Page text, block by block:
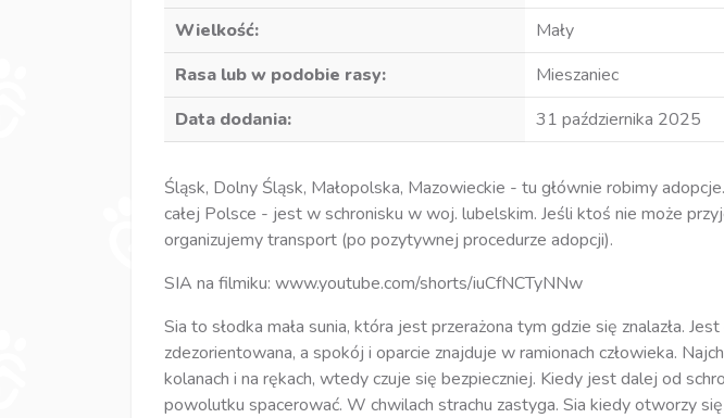
Wielkość:
Mały
Rasa lub w podobie rasy:
Mieszaniec
Data dodania:
31 października 2025
Śląsk, Dolny Śląsk, Małopolska, Mazowieckie - tu głównie robimy
całej Polsce - jest w schronisku w woj. lubelskim. Jeśli ktoś nie może
organizujemy transport (po pozytywnej procedurze adopcji).
SIA na filmiku: www.youtube.com/shorts/iuCfNCTyNNw
Sia to słodka mała sunia, która jest przerażona tym gdzie się znalazła. Jest
zdezorientowana, a spokój i oparcie znajduje w ramionach człowieka.
kolanach i na rękach, wtedy czuje się bezpieczniej. Kiedy jest dalej od
powolutku spacerować. W chwilach strachu zastyga. Sia kiedy otworzy